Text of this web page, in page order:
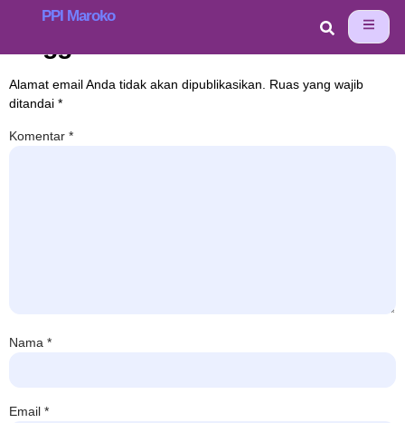
PPI Maroko
Alamat email Anda tidak akan dipublikasikan.
Ruas yang wajib
ditandai *
Komentar *
Nama *
Email *